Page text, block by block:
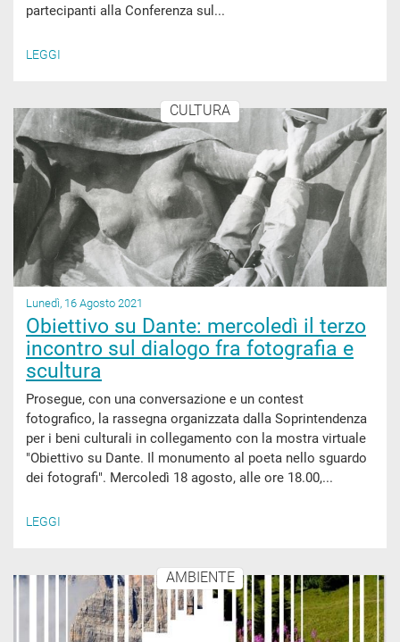
partecipanti alla Conferenza sul...
LEGGI
CULTURA
Lunedì, 16 Agosto 2021
Obiettivo su Dante: mercoledì il terzo
incontro sul dialogo fra fotografia e
scultura
Prosegue, con una conversazione e un contest
fotografico, la rassegna organizzata dalla Soprintendenza
per i beni culturali in collegamento con la mostra virtuale
"Obiettivo su Dante. Il monumento al poeta nello sguardo
dei fotografi". Mercoledì 18 agosto, alle ore 18.00,...
LEGGI
AMBIENTE